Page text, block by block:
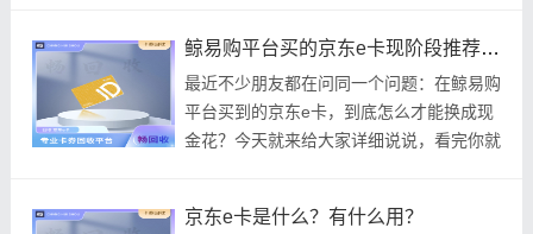
鲸易购平台买的京东e卡现阶段推荐去哪个平台回收划算？现阶段推荐这家合规的平台！
最近不少朋友都在问同一个问题：在鲸易购
平台买到的京东e卡，到底怎么才能换成现
金花？今天就来给大家详细说说，看完你就
京东e卡是什么？有什么用？